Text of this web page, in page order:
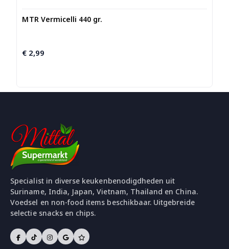
MTR Vermicelli 440 gr.
€ 2,99
Specialist in diverse keukenbenodigdheden uit
Suriname, India, Japan, Vietnam, Thailand en China.
Voedsel en non-food items beschikbaar. Uitgebreide
selectie snacks en chips.